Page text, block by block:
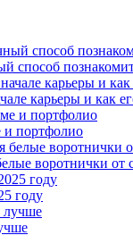
способ
карьеры и как
и портфолио
воротнички
году